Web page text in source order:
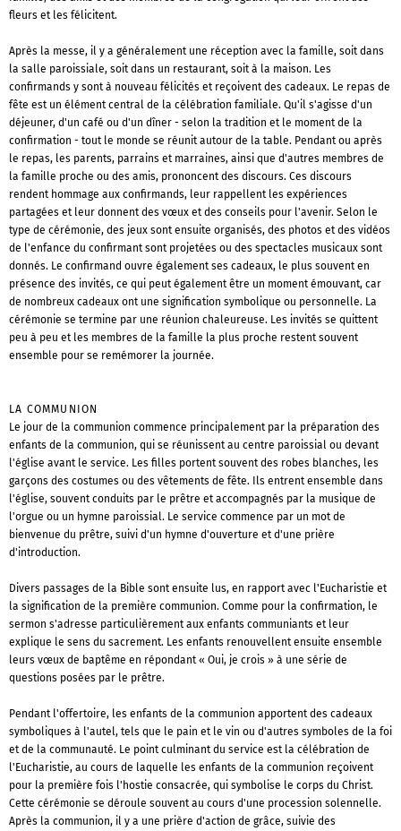
fleurs et les félicitent.
Après la messe, il y a généralement une réception avec la famille, soit dans
la salle paroissiale, soit dans un restaurant, soit à la maison. Les
confirmands y sont à nouveau félicités et reçoivent des cadeaux. Le repas de
fête est un élément central de la célébration familiale. Qu'il s'agisse d'un
déjeuner, d'un café ou d'un dîner - selon la tradition et le moment de la
confirmation - tout le monde se réunit autour de la table. Pendant ou après
le repas, les parents, parrains et marraines, ainsi que d'autres membres de
la famille proche ou des amis, prononcent des discours. Ces discours
rendent hommage aux confirmands, leur rappellent les expériences
partagées et leur donnent des vœux et des conseils pour l'avenir. Selon le
type de cérémonie, des jeux sont ensuite organisés, des photos et des vidéos
de l'enfance du confirmant sont projetées ou des spectacles musicaux sont
donnés. Le confirmand ouvre également ses cadeaux, le plus souvent en
présence des invités, ce qui peut également être un moment émouvant, car
de nombreux cadeaux ont une signification symbolique ou personnelle. La
cérémonie se termine par une réunion chaleureuse. Les invités se quittent
peu à peu et les membres de la famille la plus proche restent souvent
ensemble pour se remémorer la journée.
LA COMMUNION
Le jour de la communion commence principalement par la préparation des
enfants de la communion, qui se réunissent au centre paroissial ou devant
l'église avant le service. Les filles portent souvent des robes blanches, les
garçons des costumes ou des vêtements de fête. Ils entrent ensemble dans
l'église, souvent conduits par le prêtre et accompagnés par la musique de
l'orgue ou un hymne paroissial. Le service commence par un mot de
bienvenue du prêtre, suivi d'un hymne d'ouverture et d'une prière
d'introduction.
Divers passages de la Bible sont ensuite lus, en rapport avec l'Eucharistie et
la signification de la première communion. Comme pour la confirmation, le
sermon s'adresse particulièrement aux enfants communiants et leur
explique le sens du sacrement. Les enfants renouvellent ensuite ensemble
leurs vœux de baptême en répondant « Oui, je crois » à une série de
questions posées par le prêtre.
Pendant l'offertoire, les enfants de la communion apportent des cadeaux
symboliques à l'autel, tels que le pain et le vin ou d'autres symboles de la foi
et de la communauté. Le point culminant du service est la célébration de
l'Eucharistie, au cours de laquelle les enfants de la communion reçoivent
pour la première fois l'hostie consacrée, qui symbolise le corps du Christ.
Cette cérémonie se déroule souvent au cours d'une procession solennelle.
Après la communion, il y a une prière d'action de grâce, suivie des